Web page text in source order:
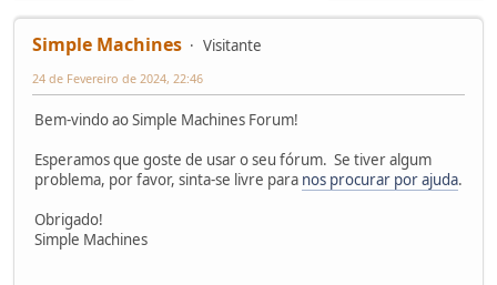
Simple Machines Visitante
24 de Fevereiro de 2024, 22:46
Bem-vindo ao Simple Machines Forum!
Esperamos que goste de usar o seu fórum. Se tiver algum
problema, por favor, sinta-se livre para nos procurar por ajuda.
Obrigado!
Simple Machines